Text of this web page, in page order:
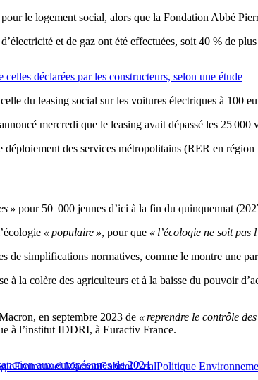
le logement social, alors que la Fondation Abbé
et de gaz ont été effectuées, soit 40 % de
déclarées par les constructeurs, selon une étude
du leasing social sur les voitures électriques à 100
mercredi que le leasing avait dépassé les 25 000
des services métropolitains (RER en
» pour 50 000 jeunes d’ici à la fin du quinquennat
« populaire », pour que « l’écologie ne soit pas
de simplifications normatives, comme le montre une
la colère des agriculteurs et à la baisse du pouvoir
en septembre 2023 de « reprendre le contrôle
à l’institut IDDRI, à Euractiv France.
aux européennes de 2024
Emmanuel MacronGabriel AttalPolitique